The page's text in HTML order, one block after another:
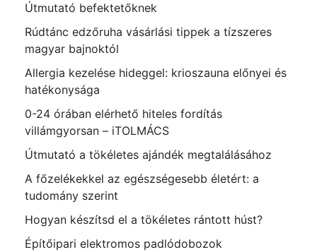
Útmutató befektetőknek
Rúdtánc edzőruha vásárlási tippek a tízszeres
magyar bajnoktól
Allergia kezelése hideggel: krioszauna előnyei és
hatékonysága
0-24 órában elérhető hiteles fordítás
villámgyorsan – iTOLMÁCS
Útmutató a tökéletes ajándék megtalálásához
A főzelékekkel az egészségesebb életért: a
tudomány szerint
Hogyan készítsd el a tökéletes rántott húst?
Építőipari elektromos padlódobozok